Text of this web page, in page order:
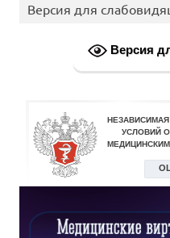
Версия для
Версия